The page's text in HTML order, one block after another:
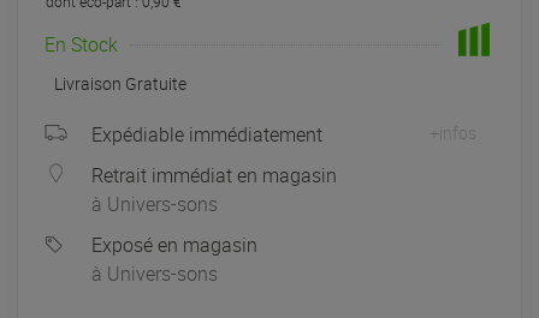
En Stock
Livraison Gratuite
Expédiable immédiatement +infos
Retrait immédiat en magasin
à Univers-sons
Exposé en magasin
à Univers-sons